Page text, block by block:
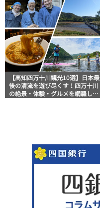
【高知四万十川観光10選】日本最
後の清流を遊び尽くす！四万十川
の絶景・体験・グルメを網羅した